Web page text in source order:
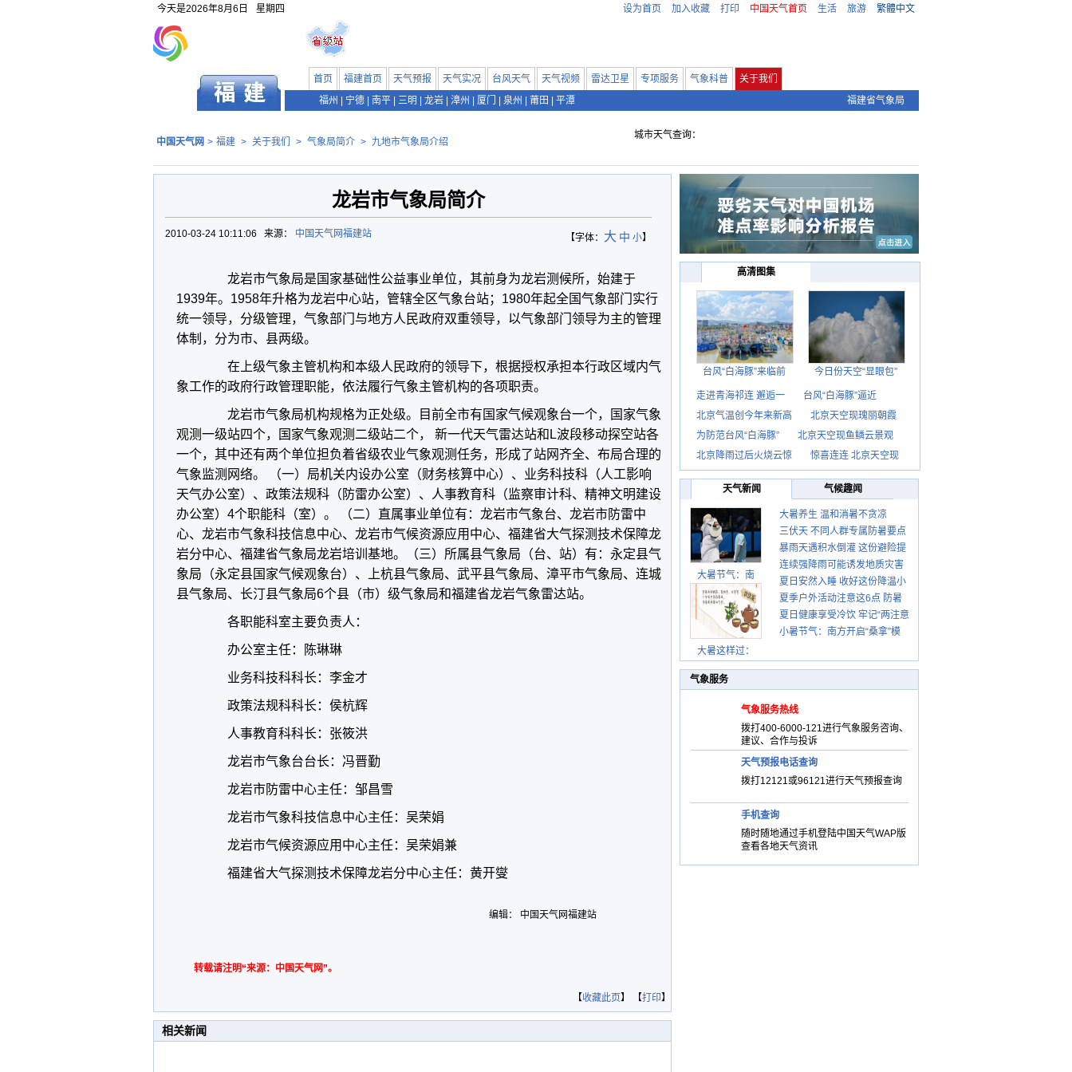
今天是2026年8月6日 星期四 设为首页 加入收藏 打印 中国天气首页 生活 旅游 繁體中文
首页 福建首页 天气预报 天气实况 台风天气 天气视频 雷达卫星 专项服务 气象科普
关于我们
福州
宁德 南平 三明 龙岩 漳州 厦门 泉州 莆田 平潭 福建省气象局
中国天气网 > 福建 > 关于我们 > 气象局简介 > 九地市气象局介绍
城市天气查询：
龙岩市气象局简介
【字体： 大 中 小】
2010-03-24 10:11:06 来源： 中国天气网福建站
龙岩市气象局是国家基础性公益事业单位，其前身为龙岩测候所，始建于
1939年。 1958年升格为龙岩中心站，管辖全区气象台站； 1980年起全国气象部门实行
统一领导，分级管理，气象部门与地方人民政府双重领导，以气象部门领导为主的管理
体制，分为市、县两级。
在上级气象主管机构和本级人民政府的领导下，根据授权承担本行政区域内气
象工作的政府行政管理职能，依法履行气象主管机构的各项职责。
龙岩市气象局机构规格为正处级。目前全市有国家气候观象台一个，国家气象
观测一级站四个，国家气象观测二级站二个，
新一代天气雷达站和 L波段移动探空站各
一个，其中还有两个单位担负着省级农业气象观测任务，形成了站网齐全、布局合理的
气象监测网络。
（一）局机关内设办公室（财务核算中心）、业务科技科（人工影响
天气办公室）、政策法规科（防雷办公室）、人事教育科（监察审计科、精神文明建设
办公室） 4个职能科（室）。
（二）直属事业单位有：龙岩市气象台、龙岩市防雷中
心、龙岩市气象科技信息中心、龙岩市气候资源应用中心、福建省大气探测技术保障龙
岩分中心、福建省气象局龙岩培训基地。（三）所属县气象局（台、站）有：永定县气
象局（永定县国家气候观象台）、上杭县气象局、武平县气象局、漳平市气象局、连城
县气象局、长汀县气象局6个县（市）级气象局和福建省龙岩气象雷达站。
各职能科室主要负责人：
办公室主任：陈琳琳
业务科技科科长：李金才
政策法规科科长：侯杭辉
人事教育科科长：张筱洪
龙岩市气象台台长：冯晋勤
龙岩市防雷中心主任：邹昌雪
龙岩市气象科技信息中心主任：吴荣娟
龙岩市气候资源应用中心主任：吴荣娟兼
福建省大气探测技术保障龙岩分中心主任：黄开燮
编辑： 中国天气网福建站
转载请注明“来源：中国天气网”。
【收藏此页】 【打印】
相关新闻
高清图集
台风“白海豚”来临前 今日份天空“显眼包”
走进青海祁连 邂逅一
台风“白海豚”逼近
北京气温创今年来新高
北京天空现瑰丽朝霞
为防范台风“白海豚”
北京天空现鱼鳞云景观
北京降雨过后火烧云惊
惊喜连连 北京天空现
天气新闻 气候趣闻
大暑节气：南
大暑这样过：
大暑养生 温和消暑不贪凉
三伏天 不同人群专属防暑要点
请收好
暴雨天遇积水倒灌 这份避险提
示请收好
连续强降雨可能诱发地质灾害
这些前兆要知道
夏日安然入睡 收好这份降温小
贴士
夏季户外活动注意这6点 防暑
健身两不误
夏日健康享受冷饮 牢记“两注意
一控制”
小暑节气：南方开启“桑拿”模
气象服务
气象服务热线
拨打400-6000-121进行气象服务咨询、
建议、合作与投诉
天气预报电话查询
拨打12121或96121进行天气预报查询
手机查询
随时随地通过手机登陆中国天气WAP版
查看各地天气资讯